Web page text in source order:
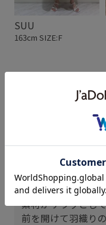
SUU
163cm SIZE:F
スタッフレビュー
シャカシャカ素材
いているのでウエ
生地にハリがあり
ルな印象です。
素材がサラッとし
前を開けて羽織り